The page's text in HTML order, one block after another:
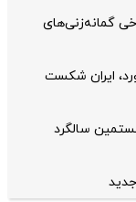
گمانه‌زنی‌های
ایران شکست
سالگرد